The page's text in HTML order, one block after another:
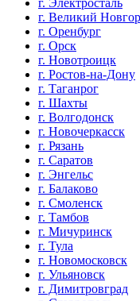
г. Электросталь
г. Великий
г. Оренбург
г. Орск
г. Новотроицк
г. Ростов-на-Дону
г. Таганрог
г. Шахты
г. Волгодонск
г. Новочеркасск
г. Рязань
г. Саратов
г. Энгельс
г. Балаково
г. Смоленск
г. Тамбов
г. Мичуринск
г. Тула
г. Новомосковск
г. Ульяновск
г. Димитровград